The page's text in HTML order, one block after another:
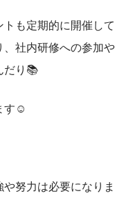
も定期的に開催して
社内研修への参加や
だり📚
す☺️
努力は必要になりま